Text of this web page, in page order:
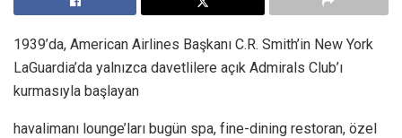
1939’da, American Airlines Başkanı C.R. Smith’in New York
LaGuardia’da yalnızca davetlilere açık Admirals Club’ı
kurmasıyla başlayan
havalimanı lounge’ları bugün spa, fine-dining restoran, özel